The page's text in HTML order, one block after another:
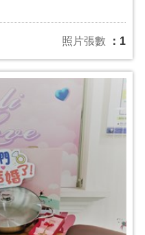
照片張數 ：1